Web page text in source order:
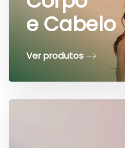
e Cabelo
Ver produtos